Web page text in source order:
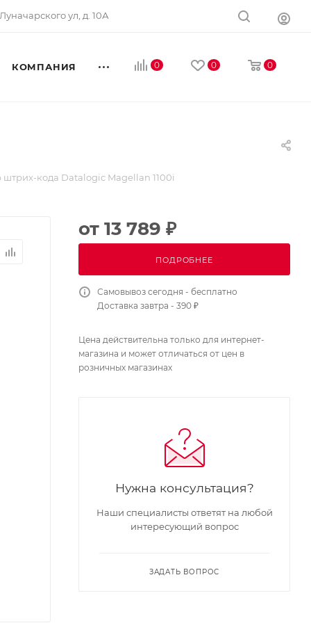
ул, д. 10А
0 0 0
КОМПАНИЯ
штрих-кода Datalogic Magellan 1100i
от 13 789 ₽
ПОДРОБНЕЕ
Самовывоз сегодня - бесплатно
Доставка завтра - 390 ₽
Цена действительна только для интернет-
магазина и может отличаться от цен в
розничных магазинах
Нужна консультация?
Наши специалисты ответят на любой
интересующий вопрос
ЗАДАТЬ ВОПРОС